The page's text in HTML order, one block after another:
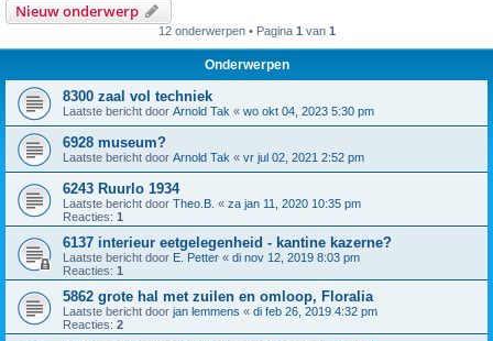
Nieuw onderwerp
12 onderwerpen • Pagina 1 van 1
Onderwerpen
8300 zaal vol techniek
Laatste bericht door Arnold Tak « wo okt 04, 2023 5:30 pm
6928 museum?
Laatste bericht door Arnold Tak « vr jul 02, 2021 2:52 pm
6243 Ruurlo 1934
Laatste bericht door Theo.B. « za jan 11, 2020 10:35 pm
Reacties: 1
6137 interieur eetgelegenheid - kantine kazerne?
Laatste bericht door E. Petter « di nov 12, 2019 8:03 pm
Reacties: 1
5862 grote hal met zuilen en omloop, Floralia
Laatste bericht door jan lemmens « di feb 26, 2019 4:32 pm
Reacties: 2